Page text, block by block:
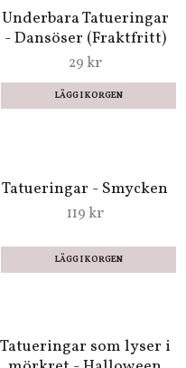
- Brandbilar (Fraktfritt)
29 kr
Underbara Tatueringar
- Dansöser (Fraktfritt)